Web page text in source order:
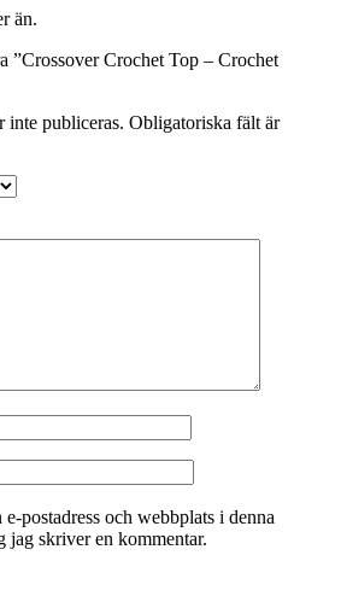
än.
”Crossover Crochet Top – Crochet
inte publiceras. Obligatoriska fält är
postadress och webbplats i denna
jag skriver en kommentar.